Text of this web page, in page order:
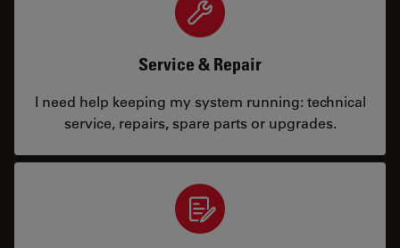
Service & Repair
I need help keeping my system running: technical
service, repairs, spare parts or upgrades.